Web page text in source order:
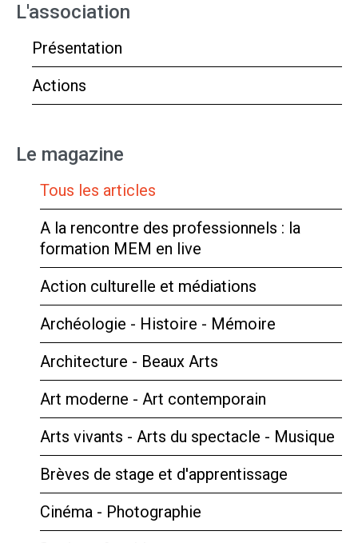
L'association
Présentation
Actions
Le magazine
Tous les articles
A la rencontre des professionnels : la
formation MEM en live
Action culturelle et médiations
Archéologie - Histoire - Mémoire
Architecture - Beaux Arts
Art moderne - Art contemporain
Arts vivants - Arts du spectacle - Musique
Brèves de stage et d'apprentissage
Cinéma - Photographie